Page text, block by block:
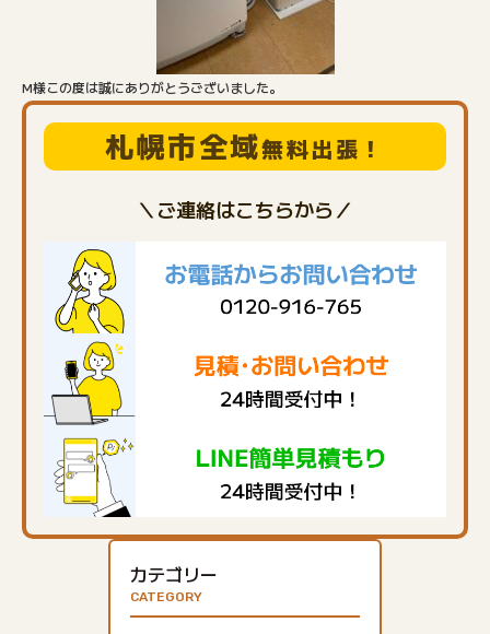
M様この度は誠にありがとうございました。
カテゴリー
CATEGORY
札幌市全域無料出張！
＼ご連絡はこちらから／